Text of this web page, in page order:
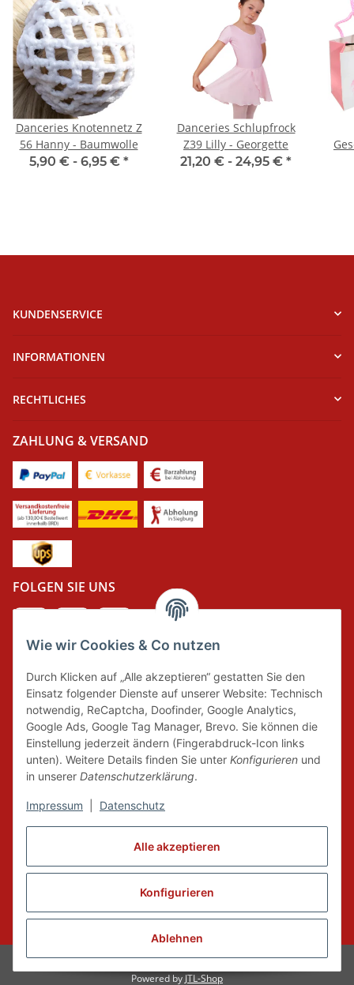
Alle akzeptieren
Konfigurieren
Ablehnen
Wie wir Cookies & Co nutzen
Durch Klicken auf „Alle akzeptieren“ gestatten Sie den
Einsatz folgender Dienste auf unserer Website: Technisch
notwendig, ReCaptcha, Doofinder, Google Analytics,
Google Ads, Google Tag Manager, Brevo. Sie können die
Einstellung jederzeit ändern (Fingerabdruck-Icon links
unten). Weitere Details finden Sie unter Konfigurieren und
in unserer Datenschutzerklärung.
Impressum Datenschutz
Danceries Knotennetz Z
56 Hanny - Baumwolle
5,90 € - 6,95 € *
Danceries Schlupfrock
Z39 Lilly - Georgette
21,20 € - 24,95 € *
KUNDENSERVICE
INFORMATIONEN
RECHTLICHES
ZAHLUNG & VERSAND
FOLGEN SIE UNS
Wir tragen Verantwortung und erfüllen unsere
Pflichten zur Systembeteiligung nach dem
Verpackungsgesetz.
FAIRCOMMERCE
Wir sind seit 04.12.2015 Mitglied der Initiative
Vertrag widerrufen
* Alle Preise inkl. gesetzlicher MwSt., zzgl.
Powered by JTL-Shop